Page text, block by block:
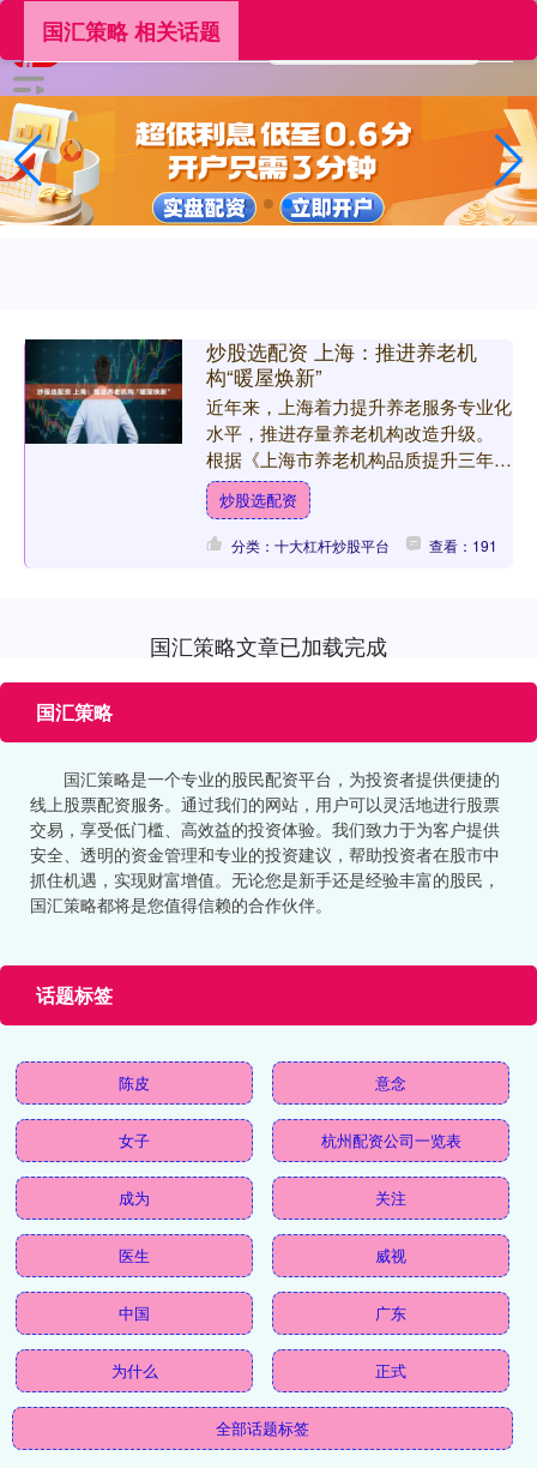
国汇策略 相关话题
炒股选配资 上海：推进养老机
构“暖屋焕新”
近年来，上海着力提升养老服务专业化
水平，推进存量养老机构改造升级。
根据《上海市养老机构品质提升三年行
动方案（2025—2027年）》，上海全
面实施“暖屋焕新行....
炒股选配资
分类：十大杠杆炒股平台 查看：191
国汇策略文章已加载完成
国汇策略
国汇策略是一个专业的股民配资平台，为投资者提供便捷的
线上股票配资服务。通过我们的网站，用户可以灵活地进行股票
交易，享受低门槛、高效益的投资体验。我们致力于为客户提供
安全、透明的资金管理和专业的投资建议，帮助投资者在股市中
抓住机遇，实现财富增值。无论您是新手还是经验丰富的股民，
国汇策略都将是您值得信赖的合作伙伴。
话题标签
陈皮 意念
女子 杭州配资公司一览表
成为 关注
医生 威视
中国 广东
为什么 正式
全部话题标签